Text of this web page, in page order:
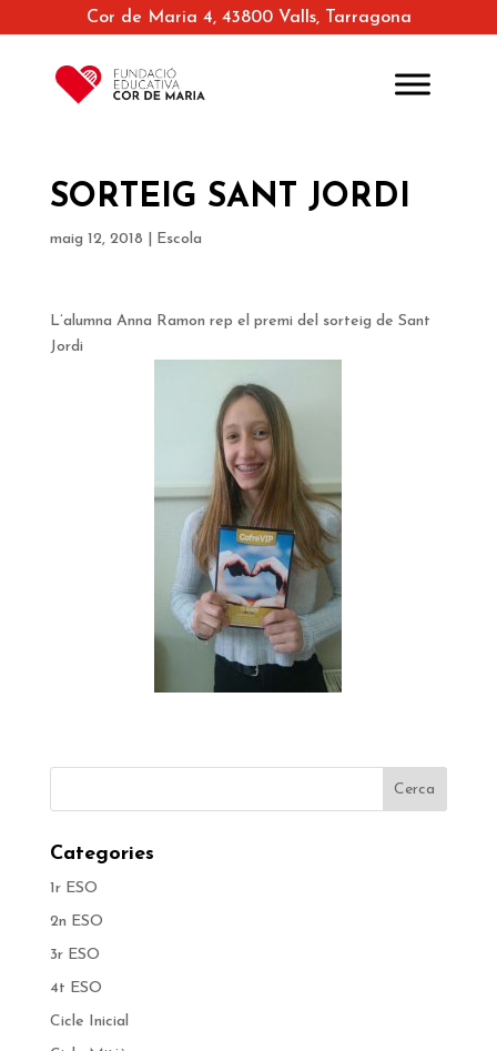
Cor de Maria 4, 43800 Valls, Tarragona
SORTEIG SANT JORDI
maig 12, 2018 Escola
L’alumna Anna Ramon rep el premi del sorteig de Sant
Jordi
Categories
1r ESO
2n ESO
3r ESO
4t ESO
Cicle Inicial